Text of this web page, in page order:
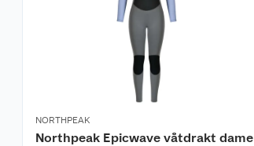
NORTHPEAK
Northpeak Epicwave våtdrakt dame